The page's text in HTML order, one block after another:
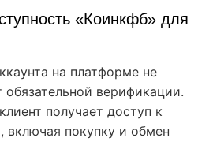
«Коинкфб» для
на платформе не
верификации.
получает доступ к
покупку и обмен